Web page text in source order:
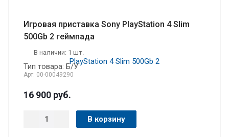
Игровая приставка Sony PlayStation 4 Slim
500Gb 2 геймпада
В наличии: 1 шт.
Тип товара: Б/У
Арт. 00-00049290
16 900 руб.
В корзину